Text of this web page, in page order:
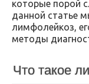
которые порой
данной статье
лимфолейкоз,
методы
Что такое